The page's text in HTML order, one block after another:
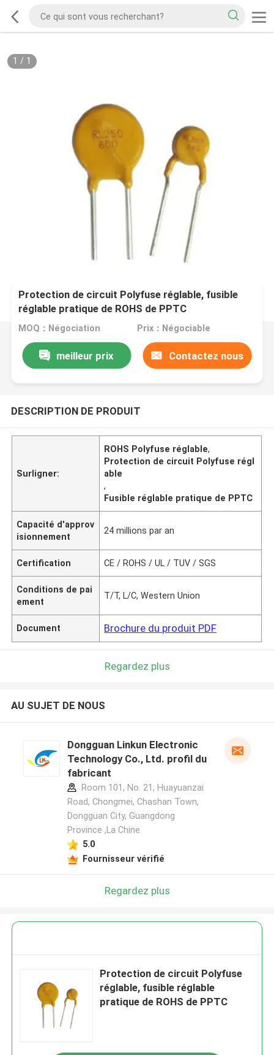
1 / 1
Protection de circuit Polyfuse réglable, fusible
réglable pratique de ROHS de PPTC
MOQ：Négociation Prix：Négociable
meilleur prix Contactez nous
DESCRIPTION DE PRODUIT
Surligner:
ROHS Polyfuse réglable,
Protection de circuit Polyfuse régl
able
,
Fusible réglable pratique de PPTC
Capacité d'approv
isionnement
24 millions par an
Certification CE / ROHS / UL / TUV / SGS
Conditions de pai
ement
T/T, L/C, Western Union
Document Brochure du produit PDF
Regardez plus
AU SUJET DE NOUS
Dongguan Linkun Electronic
Technology Co., Ltd. profil du
fabricant
Room 101, No. 21, Huayuanzai
Road, Chongmei, Chashan Town,
Dongguan City, Guangdong
Province ,La Chine
5.0
Fournisseur vérifié
Regardez plus
Protection de circuit Polyfuse
réglable, fusible réglable
pratique de ROHS de PPTC